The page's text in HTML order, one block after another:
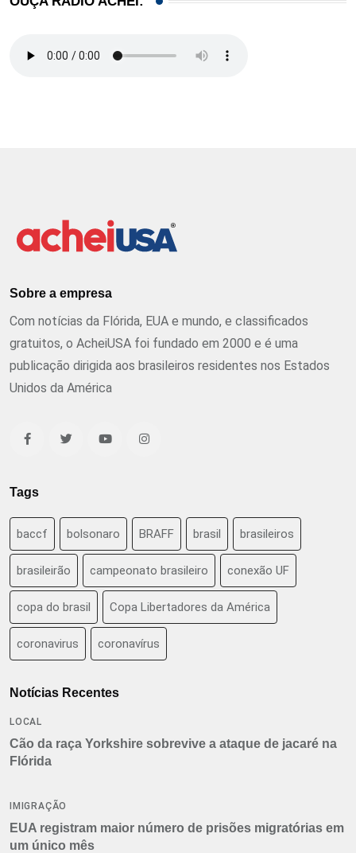
Sobre a empresa
Com notícias da Flórida, EUA e mundo, e classificados
gratuitos, o AcheiUSA foi fundado em 2000 e é uma
publicação dirigida aos brasileiros residentes nos Estados
Unidos da América
Tags
baccf bolsonaro BRAFF brasil brasileiros
brasileirão campeonato brasileiro conexão UF
copa do brasil Copa Libertadores da América
coronavirus coronavírus
Notícias Recentes
LOCAL
Cão da raça Yorkshire sobrevive a ataque de jacaré na
Flórida
IMIGRAÇÃO
EUA registram maior número de prisões migratórias em
um único mês